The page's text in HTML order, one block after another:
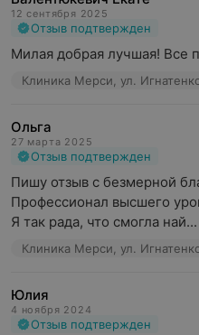
12 сентября 2025
Отзыв подтвержден
Милая добрая лучшая! Все
Клиника Мерси, ул.
Ольга
27 марта 2025
Отзыв подтвержден
Пишу отзыв с безмерной
Профессионал высшего
Я так рада, что смогла най...
Клиника Мерси, ул.
Юлия
4 ноября 2024
Отзыв подтвержден